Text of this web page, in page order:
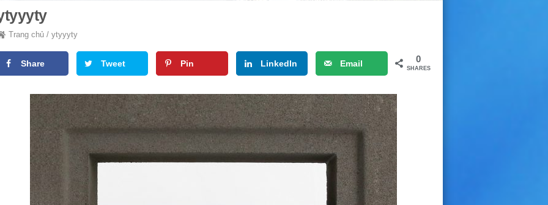
Trang chủ / ytyyyty
Share Tweet Pin LinkedIn Email 0
SHARES